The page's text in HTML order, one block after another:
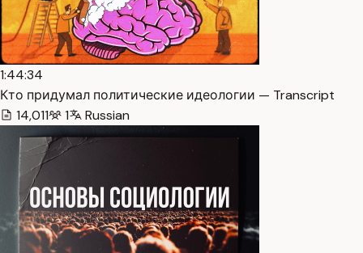
1:44:34
Кто придумал политические идеологии — Transcript
14,011
1 Russian